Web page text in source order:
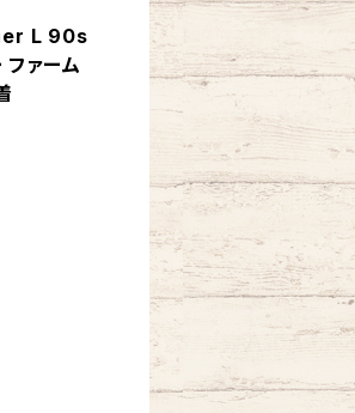
L 90s
ァーム